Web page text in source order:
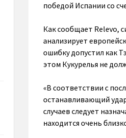
победой Испании со
Как сообщает Relevo,
анализирует
ошибку допустил как
этом Кукурелья не
«В соответствии с
останавливающий
случаев следует
находится очень